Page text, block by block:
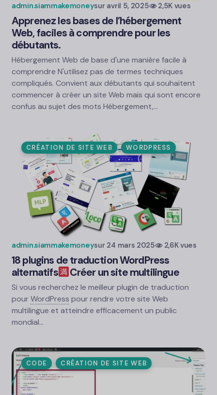
admin.siammakemoneysur avril 5, 2025 2,5K vues
Apprenez les bases de l’hébergement
Web, faciles à comprendre pour les
débutants.
Hébergement Web de base d'une manière facile à
comprendre N'utilisez pas de termes techniques
compliqués. Convient aux débutants qui souhaitent
commencer à créer un site Web mais qui sont encore
confus au sujet des mots Hébergement,…
CRÉATION DE SITE WEB WORDPRESS
admin.siammakemoneysur 24 mars 2025 2,6K vues
18 plugins de traduction WordPress
alternatifs
Créer un site multilingue
Si vous recherchez le meilleur plugin de traduction
pourWordPress pour rendre votre site Web
multilingue et atteindre efficacement un public
mondial…
CODE CRÉATION DE SITE WEB